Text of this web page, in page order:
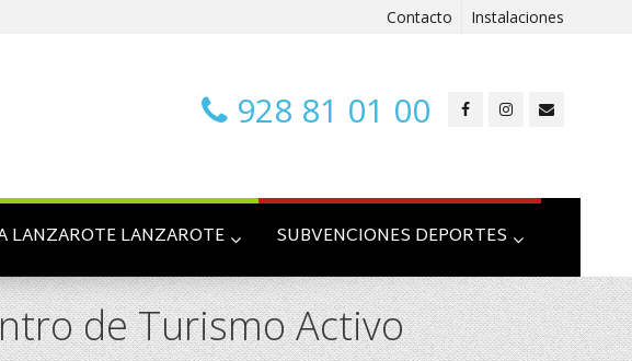
Contacto Instalaciones
928 81 01 00
LANZAROTE LANZAROTE SUBVENCIONES DEPORTES
de Turismo Activo